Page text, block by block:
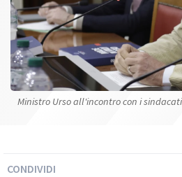
Ministro Urso all'incontro con i
CONDIVIDI